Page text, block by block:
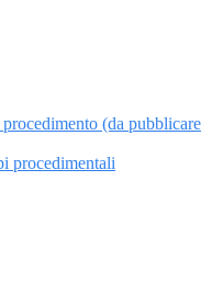
(da pubblicare
procedimentali